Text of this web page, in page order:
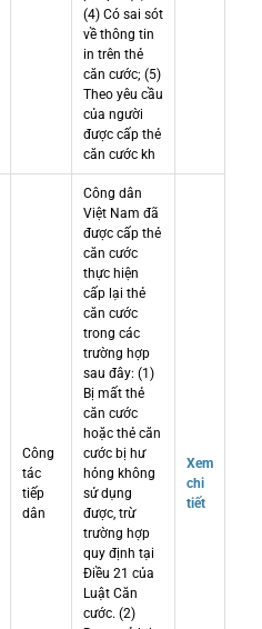
(4) Có sai sót
về thông tin
in trên thẻ
căn cước; (5)
Theo yêu cầu
của người
được cấp thẻ
căn cước kh
Công
tác
tiếp
dân
Công dân
Việt Nam đã
được cấp thẻ
căn cước
thực hiện
cấp lại thẻ
căn cước
trong các
trường hợp
sau đây: (1)
Bị mất thẻ
căn cước
hoặc thẻ căn
cước bị hư
hỏng không
sử dụng
được, trừ
trường hợp
quy định tại
Điều 21 của
Luật Căn
cước. (2)
Xem
chi
tiết